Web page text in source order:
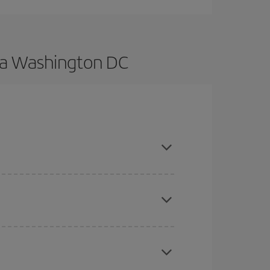
Washington DC
el vuelo más barato.